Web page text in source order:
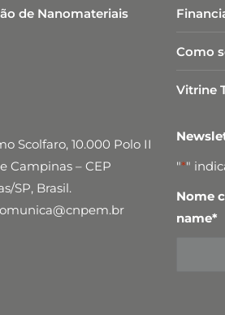
de Nanomateriais
Como
Vitrine
Scolfaro, 10.000 Polo II
Campinas – CEP
SP, Brasil.
"*"
Nome
name*